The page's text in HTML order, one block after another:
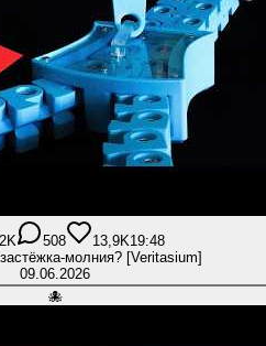
508 13,9K19:48
молния? [Veritasium]
09.06.2026
🐙